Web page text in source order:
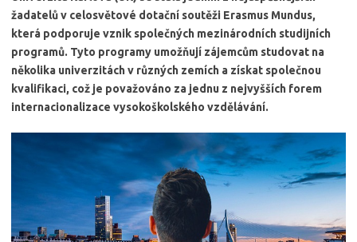
žadatelů v celosvětové dotační soutěži Erasmus Mundus,
která podporuje vznik společných mezinárodních studijních
programů. Tyto programy umožňují zájemcům studovat na
několika univerzitách v různých zemích a získat společnou
kvalifikaci, což je považováno za jednu z nejvyšších forem
internacionalizace vysokoškolského vzdělávání.